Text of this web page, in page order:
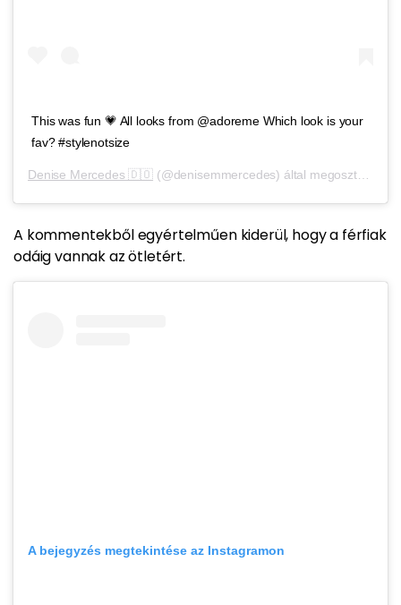
This was fun 💗 All looks from @adoreme Which look is your
fav? #stylenotsize
Denise Mercedes 🇩🇴 (@denisemmercedes) által megosztott bejegyzés,
A kommentekből egyértelműen kiderül, hogy a férfiak
odáig vannak az ötletért.
A bejegyzés megtekintése az Instagramon